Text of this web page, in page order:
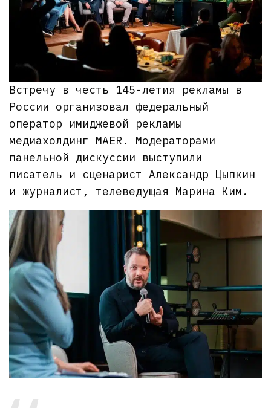
Встречу в честь 145-летия рекламы в
России организовал федеральный
оператор имиджевой рекламы
медиахолдинг MAER. Модераторами
панельной дискуссии выступили
писатель и сценарист Александр Цыпкин
и журналист, телеведущая Марина Ким.